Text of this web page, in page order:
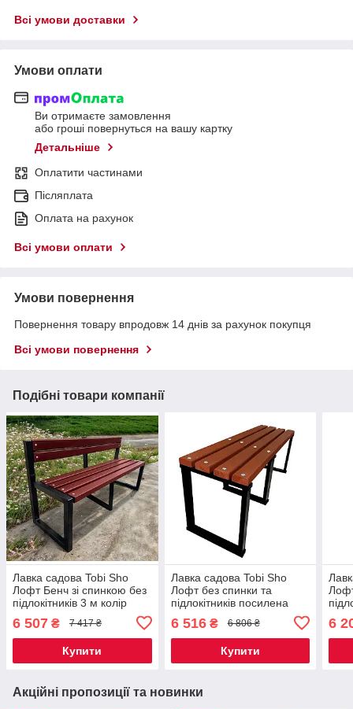
Всі умови доставки
Умови оплати
Ви отримаєте замовлення
або гроші повернуться на вашу картку
Детальніше
Оплатити частинами
Післяплата
Оплата на рахунок
Всі умови оплати
Умови повернення
Повернення товару впродовж 14 днів за рахунок покупця
Всі умови повернення
Подібні товари компанії
Лавка садова Tobi Sho
Лофт Бенч зі спинкою без
підлокітників 3 м колір
6 507 ₴ 7 417 ₴
Купити
Лавка садова Tobi Sho
Лофт без спинки та
підлокітників посилена
6 516₴ 6 806 ₴
Купити
6
Акційні пропозиції та новинки